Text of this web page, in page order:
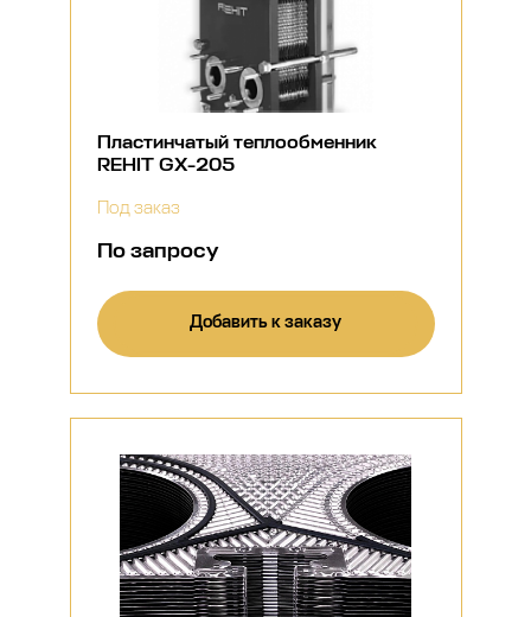
Пластинчатый теплообменник
REHIT GX-205
Под заказ
По запросу
Добавить к заказу